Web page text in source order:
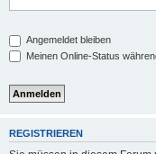
Angemeldet bleiben
Meinen Online-Status
REGISTRIEREN